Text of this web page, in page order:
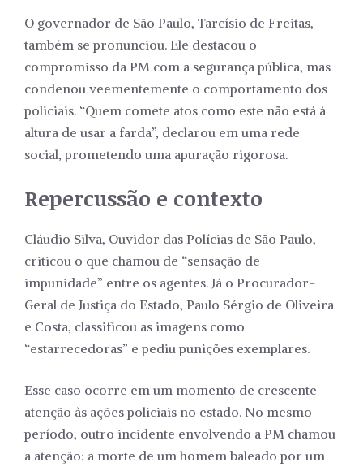
O governador de São Paulo, Tarcísio de Freitas,
também se pronunciou. Ele destacou o
compromisso da PM com a segurança pública, mas
condenou veementemente o comportamento dos
policiais. “Quem comete atos como este não está à
altura de usar a farda”, declarou em uma rede
social, prometendo uma apuração rigorosa.
Repercussão e contexto
Cláudio Silva, Ouvidor das Polícias de São Paulo,
criticou o que chamou de “sensação de
impunidade” entre os agentes. Já o Procurador-
Geral de Justiça do Estado, Paulo Sérgio de Oliveira
e Costa, classificou as imagens como
“estarrecedoras” e pediu punições exemplares.
Esse caso ocorre em um momento de crescente
atenção às ações policiais no estado. No mesmo
período, outro incidente envolvendo a PM chamou
a atenção: a morte de um homem baleado por um